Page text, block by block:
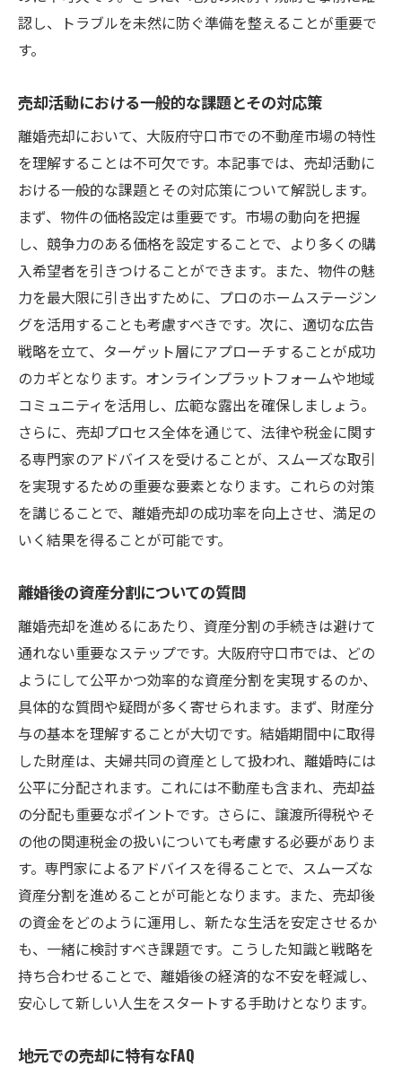
認し、トラブルを未然に防ぐ準備を整えることが重要で
す。
売却活動における一般的な課題とその対応策
離婚売却において、大阪府守口市での不動産市場の特性
を理解することは不可欠です。本記事では、売却活動に
おける一般的な課題とその対応策について解説します。
まず、物件の価格設定は重要です。市場の動向を把握
し、競争力のある価格を設定することで、より多くの購
入希望者を引きつけることができます。また、物件の魅
力を最大限に引き出すために、プロのホームステージン
グを活用することも考慮すべきです。次に、適切な広告
戦略を立て、ターゲット層にアプローチすることが成功
のカギとなります。オンラインプラットフォームや地域
コミュニティを活用し、広範な露出を確保しましょう。
さらに、売却プロセス全体を通じて、法律や税金に関す
る専門家のアドバイスを受けることが、スムーズな取引
を実現するための重要な要素となります。これらの対策
を講じることで、離婚売却の成功率を向上させ、満足の
いく結果を得ることが可能です。
離婚後の資産分割についての質問
離婚売却を進めるにあたり、資産分割の手続きは避けて
通れない重要なステップです。大阪府守口市では、どの
ようにして公平かつ効率的な資産分割を実現するのか、
具体的な質問や疑問が多く寄せられます。まず、財産分
与の基本を理解することが大切です。結婚期間中に取得
した財産は、夫婦共同の資産として扱われ、離婚時には
公平に分配されます。これには不動産も含まれ、売却益
の分配も重要なポイントです。さらに、譲渡所得税やそ
の他の関連税金の扱いについても考慮する必要がありま
す。専門家によるアドバイスを得ることで、スムーズな
資産分割を進めることが可能となります。また、売却後
の資金をどのように運用し、新たな生活を安定させるか
も、一緒に検討すべき課題です。こうした知識と戦略を
持ち合わせることで、離婚後の経済的な不安を軽減し、
安心して新しい人生をスタートする手助けとなります。
地元での売却に特有なFAQ